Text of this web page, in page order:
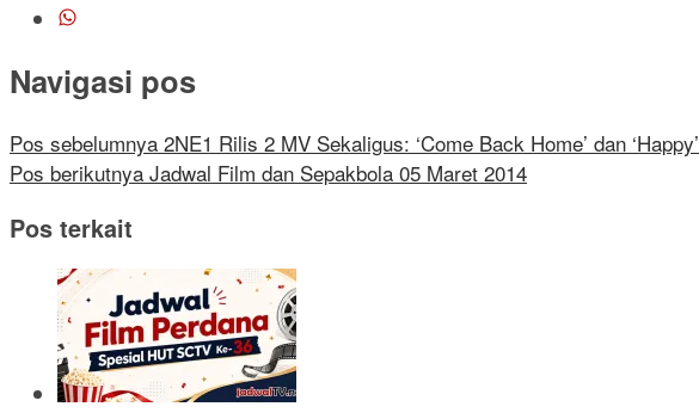
Navigasi pos
Pos sebelumnya 2NE1 Rilis 2 MV Sekaligus: ‘Come Back Home’ dan ‘Happy’
Pos berikutnya Jadwal Film dan Sepakbola 05 Maret 2014
Pos terkait